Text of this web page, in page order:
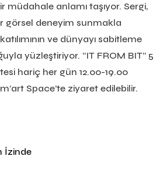
müdahale anlamı taşıyor. Sergi,
görsel deneyim sunmakla
ve dünyayı sabitleme
yüzleştiriyor. “IT FROM BIT” 5
hariç her gün 12.00-19.00
Space’te ziyaret edilebilir.
İzinde